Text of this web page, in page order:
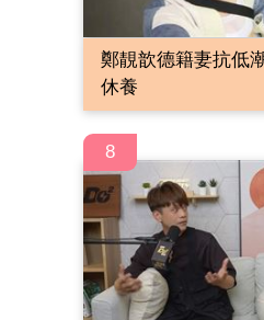
鄭靚歆德籍妻抗低
休養
8